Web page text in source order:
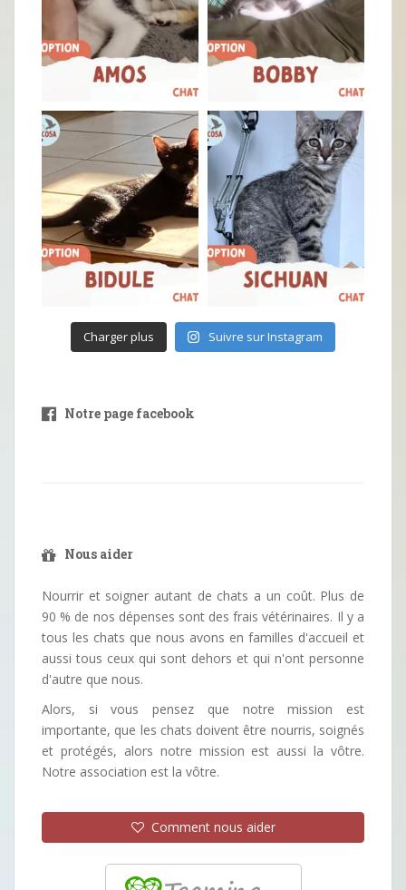
Charger plus Suivre sur Instagram
Notre page facebook
Nous aider
Nourrir et soigner autant de chats a un coût. Plus de
90 % de nos dépenses sont des frais vétérinaires. Il y a
tous les chats que nous avons en familles d'accueil et
aussi tous ceux qui sont dehors et qui n'ont personne
d'autre que nous.
Alors, si vous pensez que notre mission est
importante, que les chats doivent être nourris, soignés
et protégés, alors notre mission est aussi la vôtre.
Notre association est la vôtre.
Comment nous aider